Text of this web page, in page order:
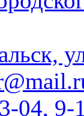
04, 9-